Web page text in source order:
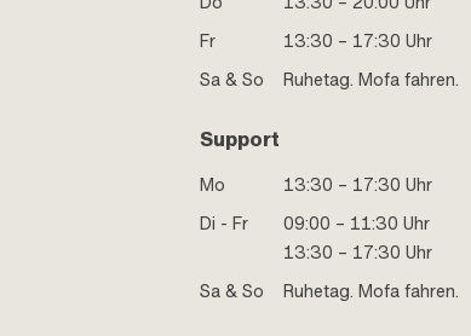
Fr
13:30 – 17:30 Uhr
Sa & So
Ruhetag. Mofa fahren.
Support
Mo
13:30 – 17:30 Uhr
Di - Fr
09:00 – 11:30 Uhr
13:30 – 17:30 Uhr
Sa & So
Ruhetag. Mofa fahren.